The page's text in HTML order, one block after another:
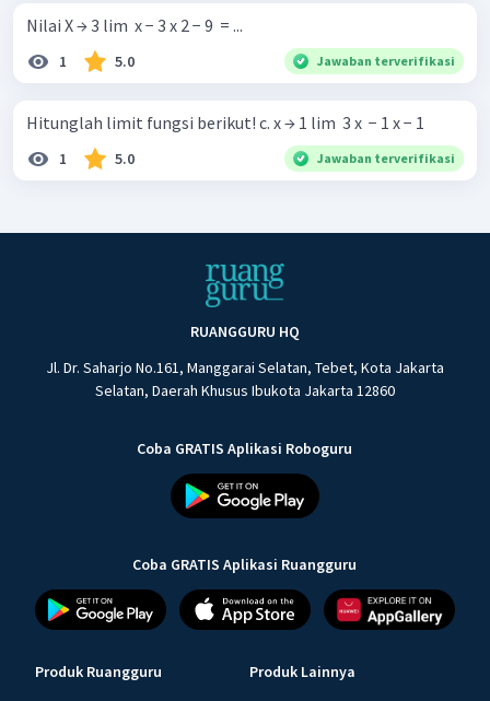
Nilai X → 3 lim ​ x − 3 x 2 − 9 ​ = ...
1 5.0 Jawaban terverifikasi
Hitunglah limit fungsi berikut! c. x → 1 lim ​ 3 x ​ − 1 x − 1 ​
1 5.0 Jawaban terverifikasi
RUANGGURU HQ
Jl. Dr. Saharjo No.161, Manggarai Selatan, Tebet, Kota Jakarta
Selatan, Daerah Khusus Ibukota Jakarta 12860
Coba GRATIS Aplikasi Roboguru
Coba GRATIS Aplikasi Ruangguru
Produk Ruangguru Produk Lainnya